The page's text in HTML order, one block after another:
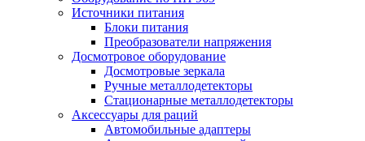
Источники питания
Блоки питания
Преобразователи напряжения
Досмотровое оборудование
Досмотровые зеркала
Ручные металлодетекторы
Стационарные металлодетекторы
Аксессуары для раций
Автомобильные адаптеры